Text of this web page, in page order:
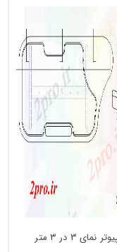
دانلود نقشه بلوک میز صندلیمعماری جدول و کامپیوتر نمای 3 در 3 متر